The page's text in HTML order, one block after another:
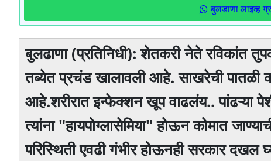
बुलडाणा लाइव्ह
बुलढाणा (प्रतिनिधी): शेतकरी नेते रविकांत
तब्येत प्रचंड खालावली आहे. साखरेची पातळी
आहे.शरीरात इन्फेक्शन खूप वाढलंय.. पांढऱ्या
त्यांना "हायपोग्लासेमिया" होऊन कोमात
परिस्थिती एवढी गंभीर होऊनही सरकार दखल